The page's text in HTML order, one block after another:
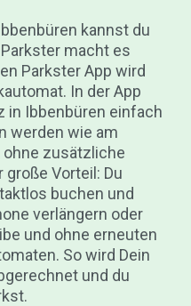
kannst du
macht es
Parkster App wird
In der App
in Ibbenbüren einfach
werden wie am
ohne zusätzliche
große Vorteil: Du
buchen und
verlängern oder
und ohne erneuten
So wird Dein
und du